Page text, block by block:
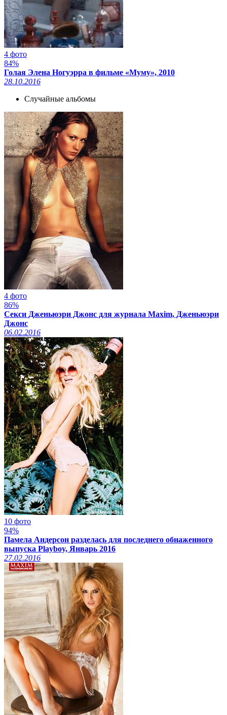
4 фото
84%
Голая Элена Ногуэрра в фильме «Муму», 2010
28.10.2016
Случайные альбомы
4 фото
86%
Секси Дженьюэри Джонс для журнала Maxim, Дженьюэри
Джонс
06.02.2016
10 фото
94%
Памела Андерсон разделась для последнего обнаженного
выпуска Playboy, Январь 2016
27.02.2016